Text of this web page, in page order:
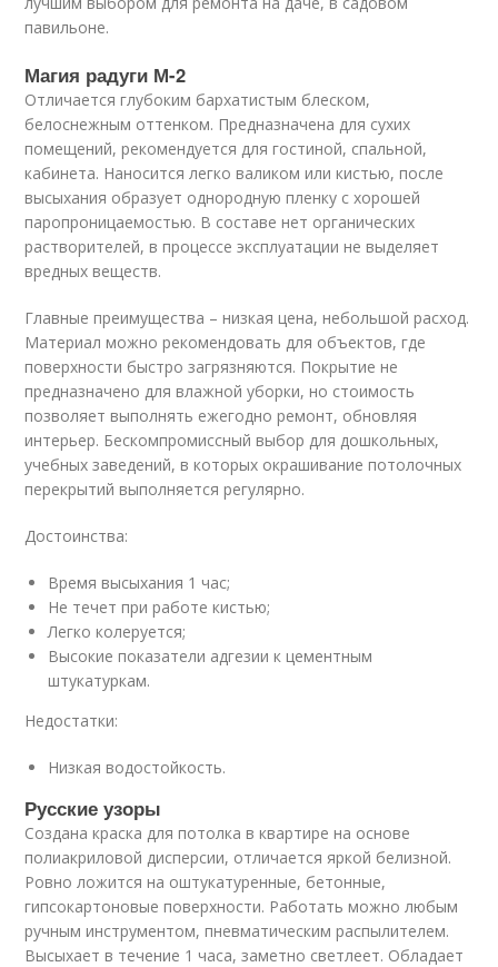
павильоне.
Магия радуги М-2
Отличается глубоким бархатистым блеском,
белоснежным оттенком. Предназначена для сухих
помещений, рекомендуется для гостиной, спальной,
кабинета. Наносится легко валиком или кистью, после
высыхания образует однородную пленку с хорошей
паропроницаемостью. В составе нет органических
растворителей, в процессе эксплуатации не выделяет
вредных веществ.
Главные преимущества – низкая цена, небольшой расход.
Материал можно рекомендовать для объектов, где
поверхности быстро загрязняются. Покрытие не
предназначено для влажной уборки, но стоимость
позволяет выполнять ежегодно ремонт, обновляя
интерьер. Бескомпромиссный выбор для дошкольных,
учебных заведений, в которых окрашивание потолочных
перекрытий выполняется регулярно.
Достоинства:
Время высыхания 1 час;
Не течет при работе кистью;
Легко колеруется;
Высокие показатели адгезии к цементным
штукатуркам.
Недостатки:
Низкая водостойкость.
Русские узоры
Создана краска для потолка в квартире на основе
полиакриловой дисперсии, отличается яркой белизной.
Ровно ложится на оштукатуренные, бетонные,
гипсокартоновые поверхности. Работать можно любым
ручным инструментом, пневматическим распылителем.
Высыхает в течение 1 часа, заметно светлеет. Обладает